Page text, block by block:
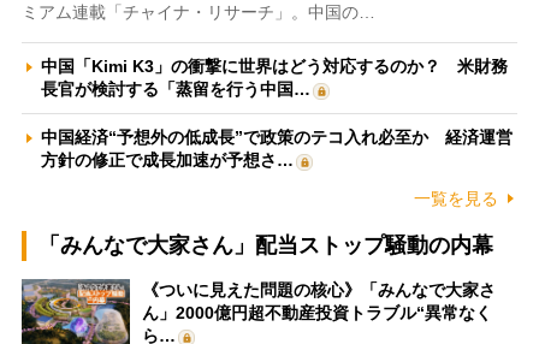
ミアム連載「チャイナ・リサーチ」。中国の…
中国「Kimi K3」の衝撃に世界はどう対応するのか？ 米財務
長官が検討する「蒸留を行う中国…
中国経済“予想外の低成長”で政策のテコ入れ必至か 経済運営
方針の修正で成長加速が予想さ…
一覧を見る
「みんなで大家さん」配当ストップ騒動の内幕
《ついに見えた問題の核心》「みんなで大家さ
ん」2000億円超不動産投資トラブル“異常なく
ら…